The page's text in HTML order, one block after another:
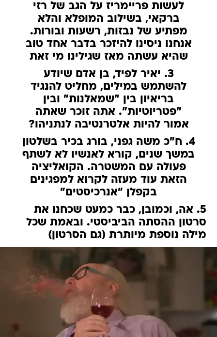
לעשות פריימריז על הגב של רזי
ברקאי, בשילוב המופלא והלא
מפתיע של נבזות, רשעות ובורות.
אנחנו ניסינו להיזכר בדבר אחד טוב
שהיא עשתה מאז שגילינו מי זאת
3. יאיר לפיד, בן אדם שיודע
להשתמש במילים, מחליט להנגיד
בריאיון בין "שמאלנות" ובין
"פטריוטיות". אתה זוכר שאתה
אמור להיות אלטרנטיבה לנתניהו?
4. ח"כ משה גפני, בורג בכיר בשלטון
במשך שנים, קורא לאנשיו לא לשתף
פעולה עם המשטרה. הקואליציה
הזאת עוד מעזה לקרוא למפגינים
בקפלן "אנרכיסטים"
5. אה, וכמובן, כבר כמעט שכחנו את
סרטון ההסתה הביביסטי. ובאמת שכל
מילה נוספת מיותרת (גם הסרטון)